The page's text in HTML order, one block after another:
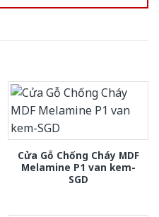
Cửa Gỗ Chống Cháy MDF
Melamine P1 van kem-
SGD